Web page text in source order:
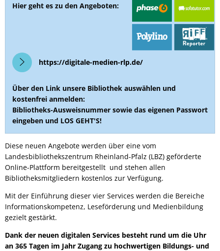
Hier geht es zu den Angeboten:
https://digitale-medien-rlp.de/
Über den Link unsere Bibliothek auswählen und
kostenfrei anmelden:
Bibliotheks-Ausweisnummer sowie das eigenen Passwort
eingeben und LOS GEHT'S!
Diese neuen Angebote werden über eine vom
Landesbibliothekszentrum Rheinland-Pfalz (LBZ) geförderte
Online-Plattform bereitgestellt und stehen allen
Bibliotheksmitgliedern kostenlos zur Verfügung.
Mit der Einführung dieser vier Services werden die Bereiche
Informationskompetenz, Leseförderung und Medienbildung
gezielt gestärkt.
Dank der neuen digitalen Services besteht rund um die Uhr
an 365 Tagen im Jahr Zugang zu hochwertigen Bildungs- und